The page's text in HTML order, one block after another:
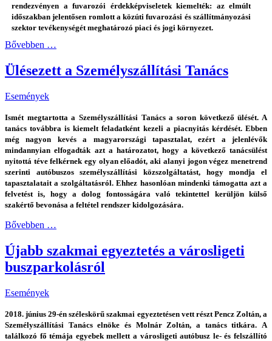
rendezvényen a fuvarozói érdekképviseletek kiemelték: az elmúlt
időszakban jelentősen romlott a közúti fuvarozási és szállítmányozási
szektor tevékenységét meghatározó piaci és jogi környezet.
Bővebben …
Ülésezett a Személyszállítási Tanács
Események
Ismét megtartotta a Személyszállítási Tanács a soron következő ülését. A
tanács továbbra is kiemelt feladatként kezeli a piacnyitás kérdését. Ebben
még nagyon kevés a magyarországi tapasztalat, ezért a jelenlévők
mindannyian elfogadták azt a határozatot, hogy a következő tanácsülést
nyitottá téve felkérnek egy olyan előadót, aki alanyi jogon végez menetrend
szerinti autóbuszos személyszállítási közszolgáltatást, hogy mondja el
tapasztalatait a szolgáltatásról. Ehhez hasonlóan mindenki támogatta azt a
felvetést is, hogy a dolog fontosságára való tekintettel kerüljön külső
szakértő bevonása a feltétel rendszer kidolgozására.
Bővebben …
Újabb szakmai egyeztetés a városligeti
buszparkolásról
Események
2018. június 29-én széleskörű szakmai egyeztetésen vett részt Pencz Zoltán, a
Személyszállítási Tanács elnöke és Molnár Zoltán, a tanács titkára. A
találkozó fő témája egyebek mellett a városligeti autóbusz le- és felszállító